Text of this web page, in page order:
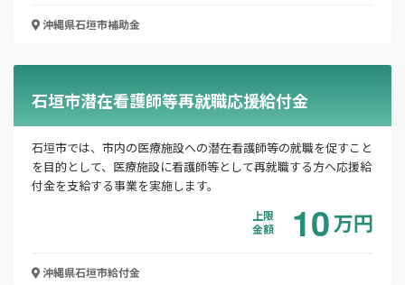
石垣市離島患者等に係る通院費等の一部助成事業
お名前
沖縄県石垣市補助金
石垣市潜在看護師等再就職応援給付金
石垣市では、市内の医療施設への潜在看護師等の就職を促すこと
を目的として、医療施設に看護師等として再就職する方へ応援給
付金を支給する事業を実施します。
上限
金額
10万円
沖縄県石垣市給付金